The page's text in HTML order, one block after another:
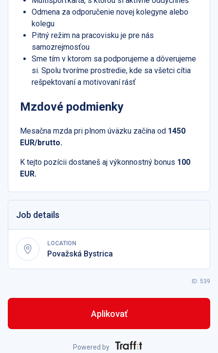
Odmena za odporučenie novej kolegyne alebo
kolegu
Pitný režim na pracovisku je pre nás
samozrejmosťou
Sme tím v ktorom sa podporujeme a dôverujeme
si. Spolu tvoríme prostredie, kde sa všetci cítia
rešpektovaní a motivovaní rásť
Mzdové podmienky
Mesačna mzda pri plnom úväzku začína od 1450
EUR/brutto.
K tejto pozícii dostaneš aj výkonnostný bonus 100
EUR.
Job details
LOCATION
Považská Bystrica
ID: 539
Aplikovať
Powered by